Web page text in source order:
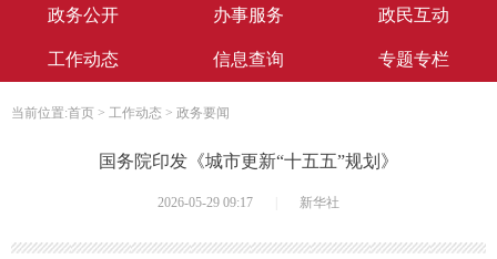
政务公开 办事服务 政民互动
工作动态 信息查询 专题专栏
当前位置:首页 > 工作动态 > 政务要闻
国务院印发《城市更新“十五五”规划》
2026-05-29 09:17 新华社